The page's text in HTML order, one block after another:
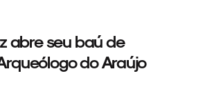
abre seu baú de
do Araújo